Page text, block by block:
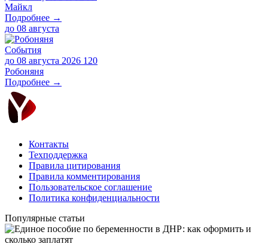
Майкл
Подробнее →
до 08 августа
События
до 08 августа 2026 120
Робоняня
Подробнее →
Контакты
Техподдержка
Правила цитирования
Правила комментирования
Пользовательское соглашение
Политика конфиденциальности
Популярные статьи